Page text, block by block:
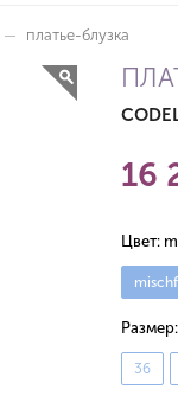
— платье-блузка
16
Цвет:
Размер:
36